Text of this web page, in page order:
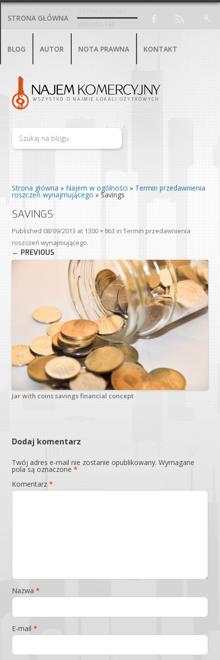
STRONA GŁÓWNA
BLOG AUTOR NOTA PRAWNA KONTAKT
Strona główna»Najem w ogólności»Termin przedawnienia
roszczeń wynajmującego»Savings
SAVINGS
Published08/09/2013at1300 × 863inTermin przedawnienia
roszczeń wynajmującego.
← PREVIOUS
Jar with coins savings financial concept
Dodaj komentarz
Twój adres e-mail nie zostanie opublikowany. Wymagane
pola są oznaczone*
Komentarz *
Nazwa *
E-mail *